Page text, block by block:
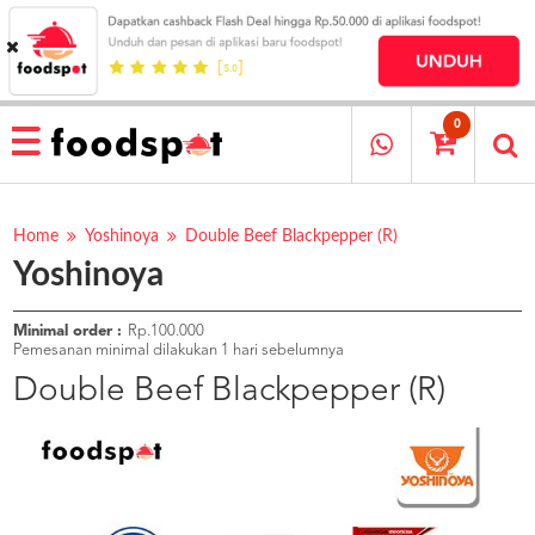
HOME
MENU
RESTAURANT
PESAN
OUR
COMPANY
KATA
MEREKA
KATALOG
PROGRAM
0
Home Yoshinoya Double Beef Blackpepper (R)
Yoshinoya
Minimal order :
Rp.100.000
Pemesanan minimal dilakukan 1 hari sebelumnya
Double Beef Blackpepper (R)